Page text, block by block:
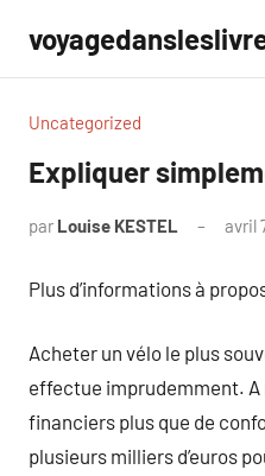
contenu
Uncategorized
Expliquer
par Louise KESTEL avril
Plus d’informations à
Acheter un vélo le plus
effectue imprudemment. A
financiers plus que de
plusieurs milliers d’euros